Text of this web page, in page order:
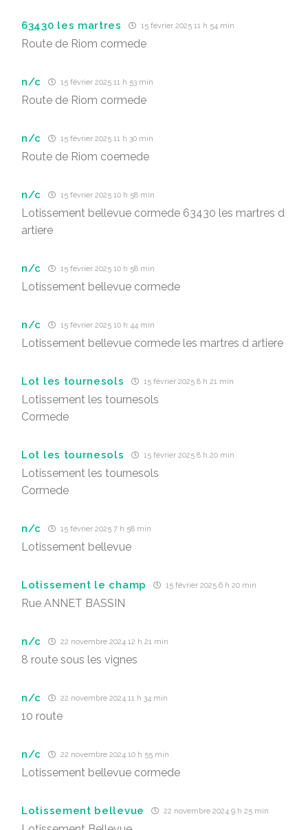
63430 les martres 15 février 2025 11 h 54 min
Route de Riom cormede
n/c 15 février 2025 11 h 53 min
Route de Riom cormede
n/c 15 février 2025 11 h 30 min
Route de Riom coemede
n/c 15 février 2025 10 h 58 min
Lotissement bellevue cormede 63430 les martres d
artiere
n/c 15 février 2025 10 h 58 min
Lotissement bellevue cormede
n/c 15 février 2025 10 h 44 min
Lotissement bellevue cormede les martres d artiere
Lot les tournesols 15 février 2025 8 h 21 min
Lotissement les tournesols
Cormede
Lot les tournesols 15 février 2025 8 h 20 min
Lotissement les tournesols
Cormede
n/c 15 février 2025 7 h 58 min
Lotissement bellevue
Lotissement le champ 15 février 2025 6 h 20 min
Rue ANNET BASSIN
n/c 22 novembre 2024 12 h 21 min
8 route sous les vignes
n/c 22 novembre 2024 11 h 34 min
10 route
n/c 22 novembre 2024 10 h 55 min
Lotissement bellevue cormede
Lotissement bellevue 22 novembre 2024 9 h 25 min